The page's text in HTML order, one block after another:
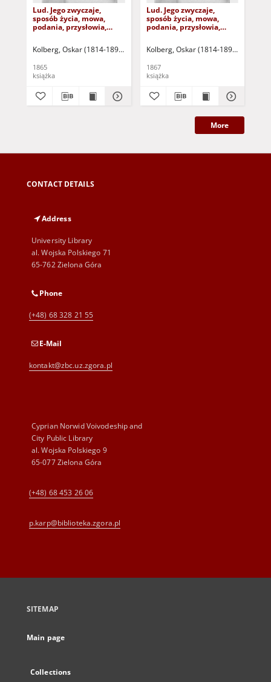
Lud. Jego zwyczaje,
sposób życia, mowa,
podania, przysłowia,
Serya II. Sandomierskie
Kolberg, Oskar (1814-1890) Gerson, Wojciech (malarz, rysownik ;
1865
książka
Lud. Jego zwyczaje,
sposób życia, mowa,
podania, przysłowia,
Serya III. Kujawy. Część
Kolberg, Oskar (1814-1890)
1867
książka
More
CONTACT DETAILS
Address
University Library
al. Wojska Polskiego 71
65-762 Zielona Góra
Phone
(+48) 68 328 21 55
E-Mail
kontakt@zbc.uz.zgora.pl
Cyprian Norwid Voivodeship and
City Public Library
al. Wojska Polskiego 9
65-077 Zielona Góra
(+48) 68 453 26 06
p.karp@biblioteka.zgora.pl
SITEMAP
Main page
Collections